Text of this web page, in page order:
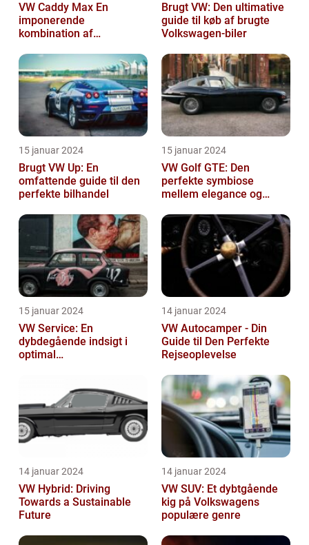
VW Caddy Max En
imponerende
kombination af
og komfort
Brugt VW: Den ultimative
guide til køb af brugte
Volkswagen-biler
15 januar 2024
Brugt VW Up: En
omfattende guide til den
perfekte bilhandel
15 januar 2024
VW Golf GTE: Den
perfekte symbiose
mellem elegance og
15 januar 2024
VW Service: En
dybdegående indsigt i
optimal
14 januar 2024
VW Autocamper - Din
Guide til Den Perfekte
Rejseoplevelse
14 januar 2024
VW Hybrid: Driving
Towards a Sustainable
Future
14 januar 2024
VW SUV: Et dybtgående
kig på Volkswagens
populære genre